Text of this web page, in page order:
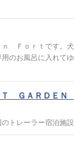
ｎ Ｆｏｒｔです。
のお風呂に入れて
ＧＡＲＤＥＮ
トレーラー宿泊施